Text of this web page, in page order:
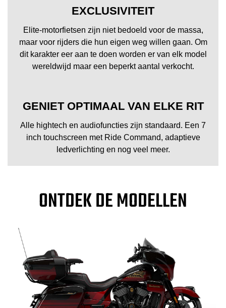
EXCLUSIVITEIT
Elite-motorfietsen zijn niet bedoeld voor de massa,
maar voor rijders die hun eigen weg willen gaan. Om
dit karakter eer aan te doen worden er van elk model
wereldwijd maar een beperkt aantal verkocht.
GENIET OPTIMAAL VAN ELKE RIT
Alle hightech en audiofuncties zijn standaard. Een 7
inch touchscreen met Ride Command, adaptieve
ledverlichting en nog veel meer.
ONTDEK DE MODELLEN